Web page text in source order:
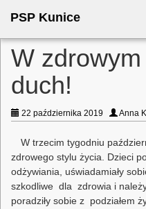
PSP Kunice
W
duch!
22 października 2019 Anna
W trzecim tygodniu
zdrowego stylu życia. Dzieci
odżywiania, uświadamiały
szkodliwe dla zdrowia i
poradziły sobie z podziałem